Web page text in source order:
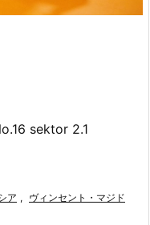
sektor 2.1
ア , ヴィンセント・マジド